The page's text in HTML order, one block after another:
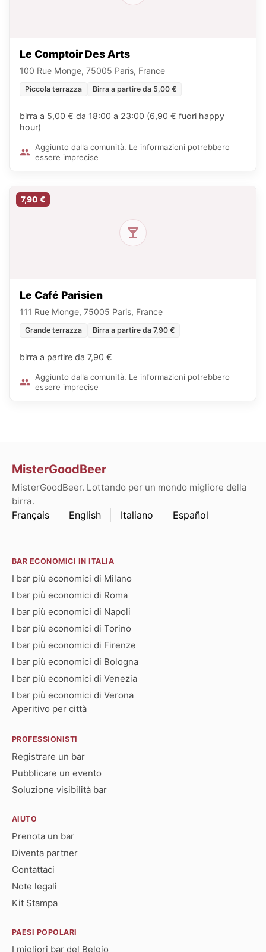
Le Comptoir Des Arts
100 Rue Monge, 75005 Paris, France
Piccola terrazza Birra a partire da 5,00 €
birra a 5,00 € da 18:00 a 23:00 (6,90 € fuori happy
hour)
Aggiunto dalla comunità. Le informazioni potrebbero
essere imprecise
7,90 €
Le Café Parisien
111 Rue Monge, 75005 Paris, France
Grande terrazza Birra a partire da 7,90 €
birra a partire da 7,90 €
Aggiunto dalla comunità. Le informazioni potrebbero
essere imprecise
MisterGoodBeer
MisterGoodBeer. Lottando per un mondo migliore della
birra.
Français English Italiano Español
BAR ECONOMICI IN ITALIA
I bar più economici di Milano
I bar più economici di Roma
I bar più economici di Napoli
I bar più economici di Torino
I bar più economici di Firenze
I bar più economici di Bologna
I bar più economici di Venezia
I bar più economici di Verona
Aperitivo per città
PROFESSIONISTI
Registrare un bar
Pubblicare un evento
Soluzione visibilità bar
AIUTO
Prenota un bar
Diventa partner
Contattaci
Note legali
Kit Stampa
PAESI POPOLARI
I migliori bar del Belgio